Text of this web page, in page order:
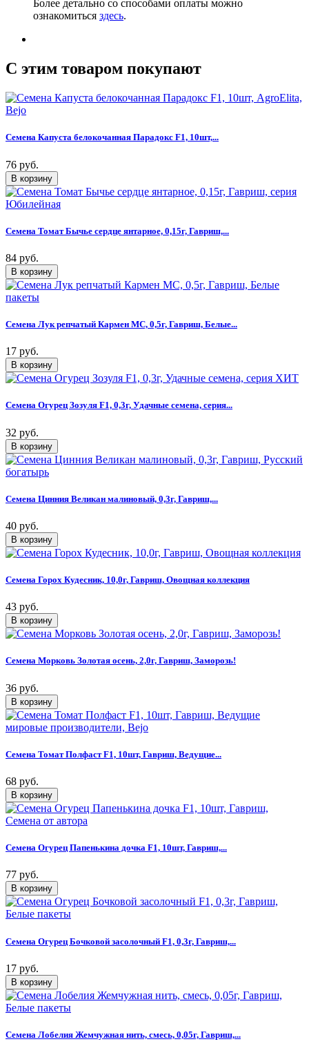
Более детально со способами оплаты можно
ознакомиться здесь.
C этим товаром покупают
Семена Капуста белокочанная Парадокс F1, 10шт,...
76 руб.
Семена Томат Бычье сердце янтарное, 0,15г, Гавриш,...
84 руб.
Семена Лук репчатый Кармен МС, 0,5г, Гавриш, Белые...
17 руб.
Семена Огурец Зозуля F1, 0,3г, Удачные семена, серия...
32 руб.
Семена Цинния Великан малиновый, 0,3г, Гавриш,...
40 руб.
Семена Горох Кудесник, 10,0г, Гавриш, Овощная коллекция
43 руб.
Семена Морковь Золотая осень, 2,0г, Гавриш, Заморозь!
36 руб.
Семена Томат Полфаст F1, 10шт, Гавриш, Ведущие...
68 руб.
Семена Огурец Папенькина дочка F1, 10шт, Гавриш,...
77 руб.
Семена Огурец Бочковой засолочный F1, 0,3г, Гавриш,...
17 руб.
Семена Лобелия Жемчужная нить, смесь, 0,05г, Гавриш,...